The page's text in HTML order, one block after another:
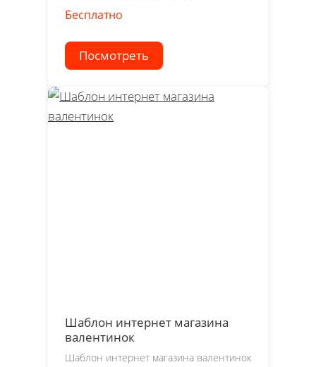
Бесплатно
Посмотреть
Шаблон интернет магазина
валентинок
Шаблон интернет магазина валентинок